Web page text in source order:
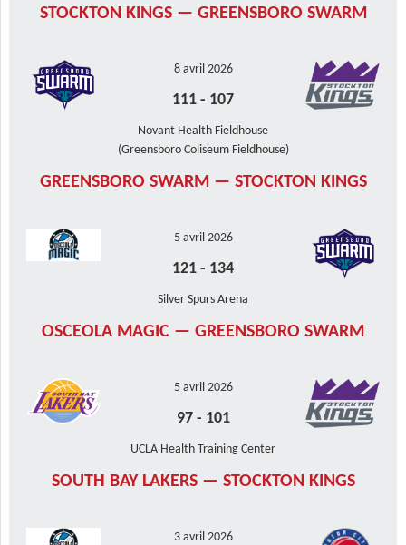
STOCKTON KINGS — GREENSBORO SWARM
8 avril 2026
111 - 107
Novant Health Fieldhouse
(Greensboro Coliseum Fieldhouse)
GREENSBORO SWARM — STOCKTON KINGS
5 avril 2026
121 - 134
Silver Spurs Arena
OSCEOLA MAGIC — GREENSBORO SWARM
5 avril 2026
97- 101
UCLA Health Training Center
SOUTH BAY LAKERS — STOCKTON KINGS
3 avril 2026